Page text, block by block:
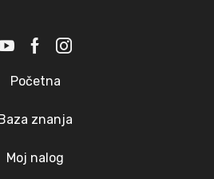
Početna
znanja
Moj nalog